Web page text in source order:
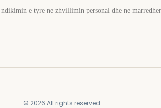
e tyre ne zhvillimin personal dhe ne
© 2026 All rights reserved